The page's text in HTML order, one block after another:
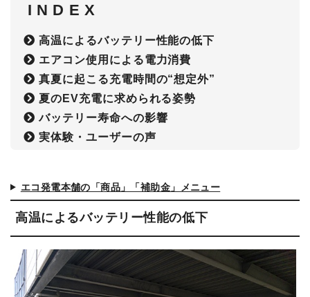
I N D E X
高温によるバッテリー性能の低下
エアコン使用による電力消費
真夏に起こる充電時間の“想定外”
夏のEV充電に求められる姿勢
バッテリー寿命への影響
実体験・ユーザーの声
エコ発電本舗の「商品」「補助金」メニュー
高温によるバッテリー性能の低下